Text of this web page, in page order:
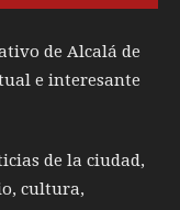
de Alcalá de
e interesante
de la ciudad,
cultura,